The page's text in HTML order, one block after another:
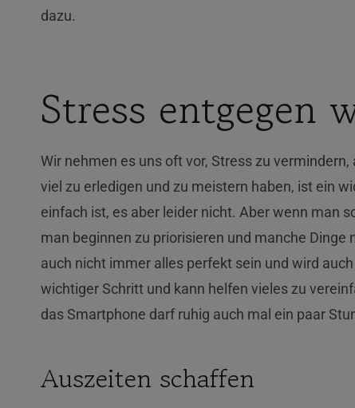
dazu.
Stress entgegen
Wir nehmen es uns oft vor, Stress zu
viel zu erledigen und zu meistern haben, ist ein
einfach ist, es aber leider nicht. Aber wenn man
man beginnen zu priorisieren und manche
auch nicht immer alles perfekt sein und wird
wichtiger Schritt und kann helfen vieles zu
das Smartphone darf ruhig auch mal ein paar
Auszeiten schaffen